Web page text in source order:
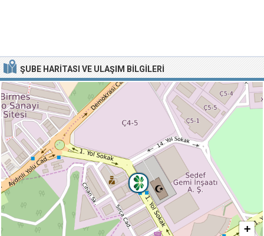
ŞUBE HARITASI VE ULAŞIM BILGILERI
+